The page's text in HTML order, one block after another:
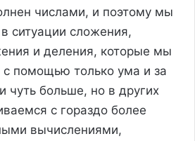
числами, и поэтому мы
ситуации сложения,
и деления, которые мы
помощью только ума и за
чуть больше, но в других
с гораздо более
вычислениями,